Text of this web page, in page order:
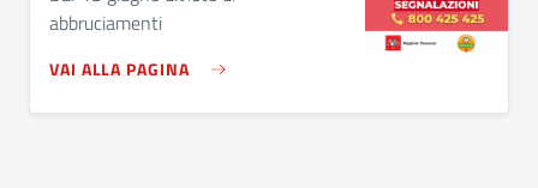
abbruciamenti
VAI ALLA PAGINA